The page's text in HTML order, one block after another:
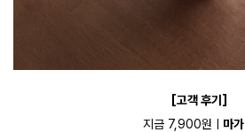
[고객 후기]
지금 7,900원ㅣ 마